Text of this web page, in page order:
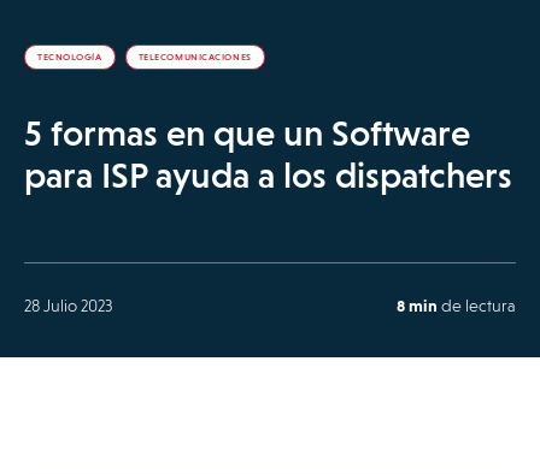
TECNOLOGÍA TELECOMUNICACIONES
5 formas en que un Software
para ISP ayuda a los dispatchers
28 Julio 2023 8 min de lectura